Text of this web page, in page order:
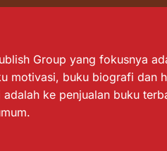
Group yang fokusnya
motivasi, buku biografi dan
ke penjualan buku